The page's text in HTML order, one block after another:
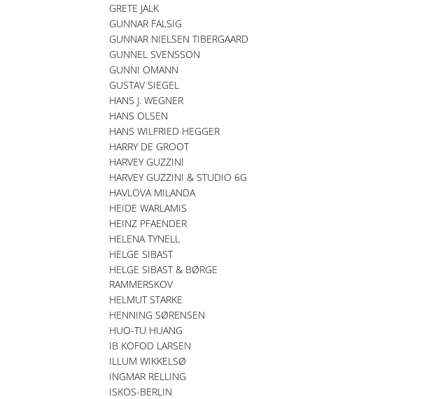
GRETE JALK
GUNNAR FALSIG
GUNNAR NIELSEN TIBERGAARD
GUNNEL SVENSSON
GUNNI OMANN
GUSTAV SIEGEL
HANS J. WEGNER
HANS OLSEN
HANS WILFRIED HEGGER
HARRY DE GROOT
HARVEY GUZZINI
HARVEY GUZZINI & STUDIO 6G
HAVLOVA MILANDA
HEIDE WARLAMIS
HEINZ PFAENDER
HELENA TYNELL
HELGE SIBAST
HELGE SIBAST & BØRGE
RAMMERSKOV
HELMUT STARKE
HENNING SØRENSEN
HUO-TU HUANG
IB KOFOD LARSEN
ILLUM WIKKELSØ
INGMAR RELLING
ISKOS-BERLIN